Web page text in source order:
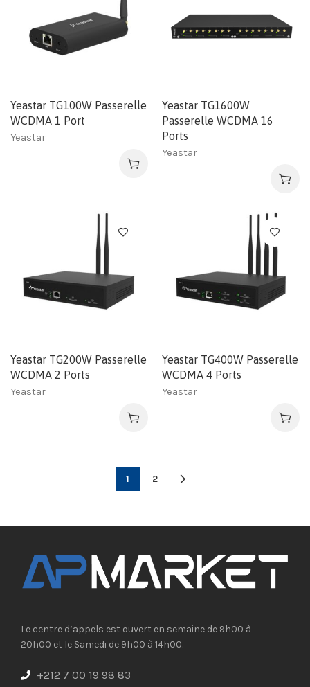
Yeastar TG100W Passerelle
WCDMA 1 Port
Yeastar
Yeastar TG1600W
Passerelle WCDMA 16
Ports
Yeastar
Yeastar TG200W Passerelle
WCDMA 2 Ports
Yeastar
Yeastar TG400W Passerelle
WCDMA 4 Ports
Yeastar
1 2
Le centre d’appels est ouvert en semaine de 9h00 à
20h00 et le Samedi de 9h00 à 14h00.
+212 7 00 19 98 83